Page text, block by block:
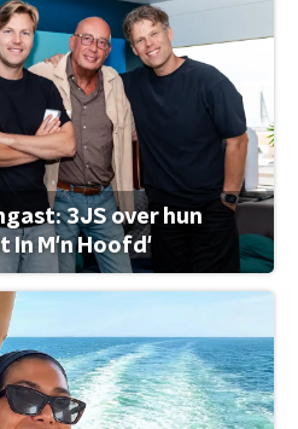
3JS over hun
In M'n Hoofd'